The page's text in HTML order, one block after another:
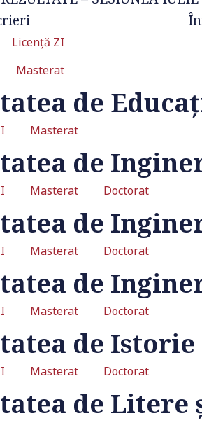
Licență ZI
Masterat
de
Masterat
de
Masterat Doctorat
de
Masterat Doctorat
de
Masterat Doctorat
de Istorie
Masterat Doctorat
de